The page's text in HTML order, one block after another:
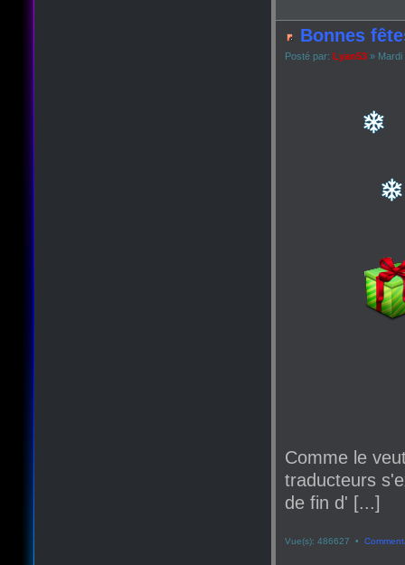
Bonnes
Posté par: Lyan53 » Mardi
Comme le
traducteurs
de fin d' [...]
Vue(s): 486627 •